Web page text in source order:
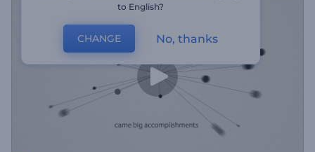
to English?
CHANGE No, thanks